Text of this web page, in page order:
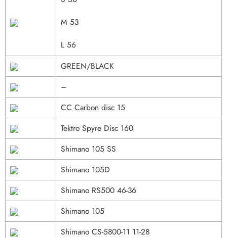
M 53
L 56
GREEN/BLACK
–
CC Carbon disc 15
Tektro Spyre Disc 160
Shimano 105 SS
Shimano 105D
Shimano RS500 46-36
Shimano 105
Shimano CS-5800-11 11-28